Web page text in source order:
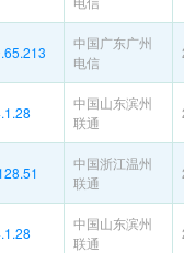
中国广东广州
电信
中国山东滨州
联通
中国浙江温州
联通
中国山东滨州
联通